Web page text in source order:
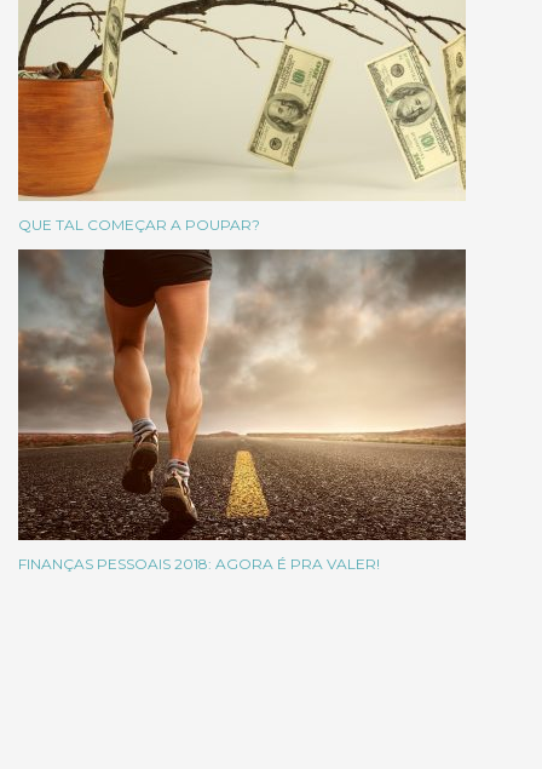
QUE TAL COMEÇAR A POUPAR?
FINANÇAS PESSOAIS 2018: AGORA É PRA VALER!